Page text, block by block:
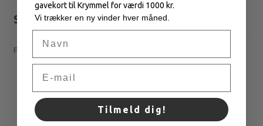
Sofia Cardigan - Fudge
Feminin cardigan med glimmer og flæsekant.
300,00 DKK
120,00 DKK
VIS PRODUKT
gavekort til Krymmel for værdi 1000 kr.
Vi trækker en ny vinder hver måned.
Tilmeld dig!